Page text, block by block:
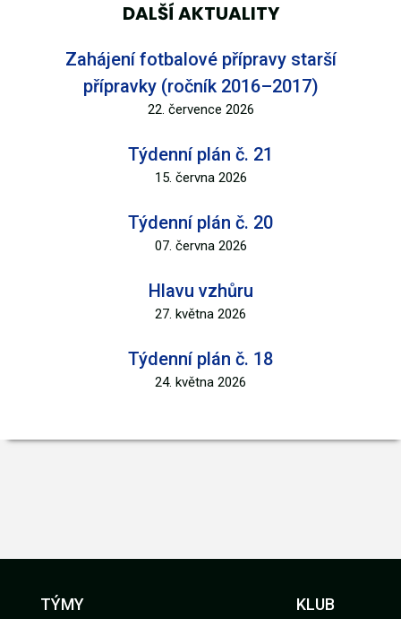
DALŠÍ AKTUALITY
Zahájení fotbalové přípravy starší
přípravky (ročník 2016–2017)
22. července 2026
Týdenní plán č. 21
15. června 2026
Týdenní plán č. 20
07. června 2026
Hlavu vzhůru
27. května 2026
Týdenní plán č. 18
24. května 2026
TÝMY KLUB